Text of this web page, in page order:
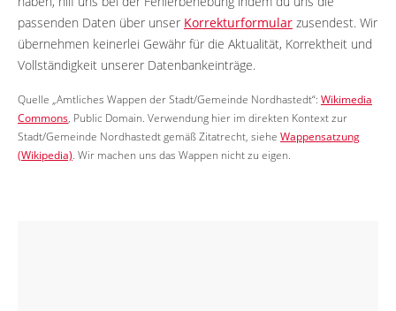
passenden Daten über unser Korrekturformular zusendest. Wir
übernehmen keinerlei Gewähr für die Aktualität, Korrektheit und
Vollständigkeit unserer Datenbankeinträge.
Quelle „Amtliches Wappen der Stadt/Gemeinde Nordhastedt“: Wikimedia
Commons, Public Domain. Verwendung hier im direkten Kontext zur
Stadt/Gemeinde Nordhastedt gemäß Zitatrecht, siehe Wappensatzung
(Wikipedia). Wir machen uns das Wappen nicht zu eigen.